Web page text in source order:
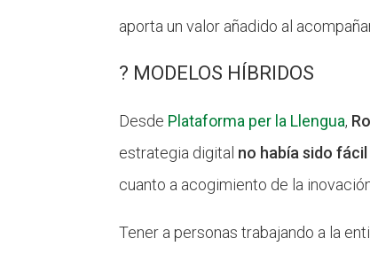
aporta un valor añadido al
? MODELOS HÍBRIDOS
Desde Plataforma per la Llengua,
estrategia digital no había sido fácil
cuanto a acogimiento de la
Tener a personas trabajando a la